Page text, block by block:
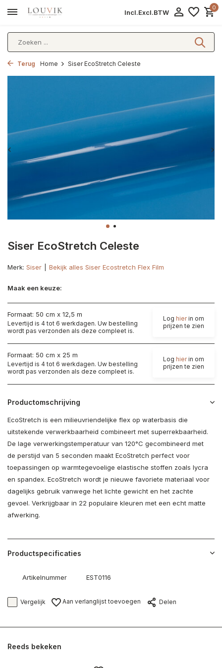
Incl.Excl.BTW
0
Terug Home Siser EcoStretch Celeste
Siser EcoStretch Celeste
Merk: Siser Bekijk alles Siser Ecostretch Flex Film
Maak een keuze:
Formaat: 50 cm x 12,5 m
Levertijd is 4 tot 6 werkdagen. Uw bestelling
wordt pas verzonden als deze compleet is.
Log hierin om
prijzen te zien
Formaat: 50 cm x 25 m
Levertijd is 4 tot 6 werkdagen. Uw bestelling
wordt pas verzonden als deze compleet is.
Log hierin om
prijzen te zien
Productomschrijving
EcoStretch is een milieuvriendelijke flex op waterbasis die
uitstekende verwerkbaarheid combineert met superrekbaarheid.
De lage verwerkingstemperatuur van 120°C gecombineerd met
de perstijd van 5 seconden maakt EcoStretch perfect voor
toepassingen op warmtegevoelige elastische stoffen zoals lycra
en spandex. EcoStretch wordt je nieuwe favoriete materiaal voor
dagelijks gebruik vanwege het lichte gewicht en het zachte
gevoel. Verkrijgbaar in 22 populaire kleuren met een echt matte
afwerking.
Productspecificaties
Artikelnummer EST0116
Vergelijk Aan verlanglijst toevoegen Delen
Reeds bekeken